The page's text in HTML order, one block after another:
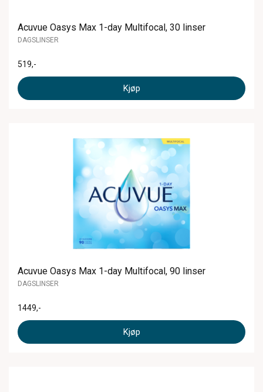
Acuvue Oasys Max 1-day Multifocal, 30 linser
DAGSLINSER
519,-
Kjøp
Acuvue Oasys Max 1-day Multifocal, 90 linser
DAGSLINSER
1449,-
Kjøp